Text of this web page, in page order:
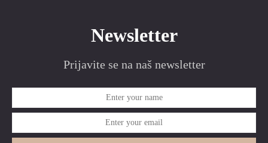
Newsletter
Prijavite se na naš newsletter